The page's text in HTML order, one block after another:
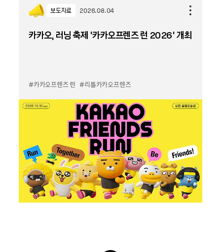
보도자료 2026.08.04
카카오, 러닝 축제 '카카오프렌즈 런 2026' 개최
#카카오프렌즈 런 #리틀카카오프렌즈